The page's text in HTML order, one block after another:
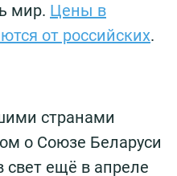
мир. Цены в
от российских.
странами
о Союзе Беларуси
ещё в апреле